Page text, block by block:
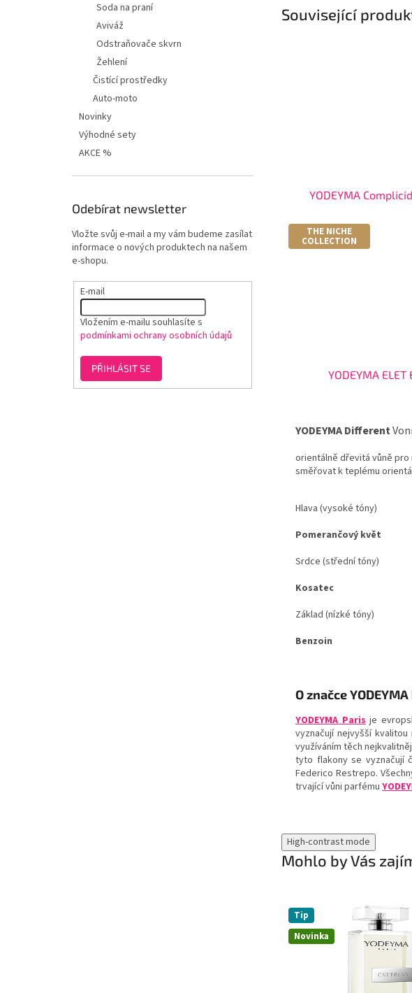
Soda na praní
Aviváž
Odstraňovače skvrn
Žehlení
Čistící prostředky
Auto-moto
Novinky
Výhodné sety
AKCE %
Odebírat newsletter
Vložte svůj e-mail a my vám budeme zasílat
informace o nových produktech na našem
e-shopu.
E-mail
Vložením e-mailu souhlasíte s
podmínkami ochrany osobních údajů
PŘIHLÁSIT SE
Související
YODEYMA
THE NICHE
COLLECTION
YODEYMA ELET
YODEYMA Different
orientálně dřevitá vůně
směřovat k teplému
Hlava (vysoké tóny)
Pomerančový květ
Srdce (střední tóny)
Kosatec
Základ (nízké tóny)
Benzoin
O značce
YODEYMA Parisje
vyznačují nejvyšší
využíváním těch
tyto flakony se vyznačují
Federico Restrepo.
trvající vůni parfému
High-contrast mode
Mohlo by Vás
Novinka
Tip